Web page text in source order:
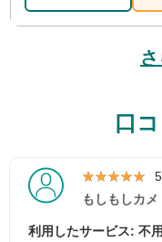
口
★★★★★
★★★★★
もしもしカメ
利用したサービス: 不